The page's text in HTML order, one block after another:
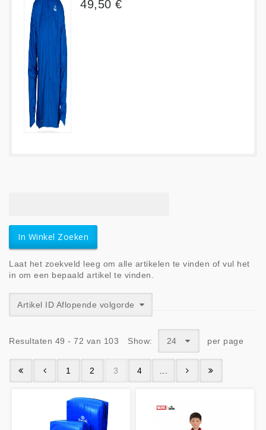
49,50 €
Laat het zoekveld leeg om alle artikelen te vinden of vul het
in om een bepaald artikel te vinden.
Artikel ID Aflopende volgorde
Resultaten 49 - 72 van 103 Show: 24 per page
1 2 3 4